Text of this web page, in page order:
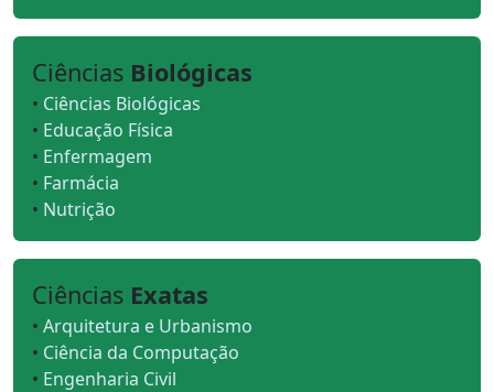
Ciências Biológicas
• Ciências Biológicas
• Educação Física
• Enfermagem
• Farmácia
• Nutrição
Ciências Exatas
• Arquitetura e Urbanismo
• Ciência da Computação
• Engenharia Civil